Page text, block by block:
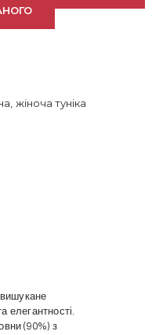
жіноча туніка
елегантності.
(90%) з